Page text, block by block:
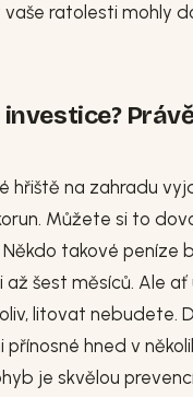
vaše ratolesti mohly
hřiště na zahradu
Můžete si to
Někdo takové peníze
až šest měsíců. Ale
litovat nebudete.
hned v
je skvělou